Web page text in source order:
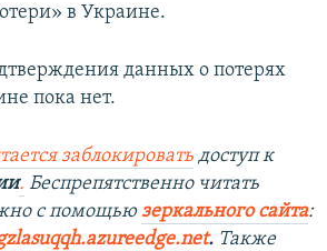
в Украине.
данных о потерях
пока нет.
заблокировать доступ к
. Беспрепятственно читать
с помощью зеркального сайта:
. Также